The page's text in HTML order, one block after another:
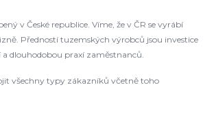
v České republice. Víme, že v ČR se vyrábí
Předností tuzemských výrobců jsou investice
dlouhodobou praxí zaměstnanců.
všechny typy zákazníků včetně toho